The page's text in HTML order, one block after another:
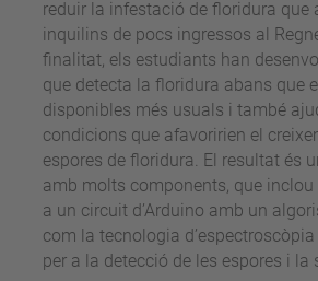
reduir la infestació de floridura que
inquilins de pocs ingressos al
finalitat, els estudiants han
que detecta la floridura abans que
disponibles més usuals i també
condicions que afavoririen el
espores de floridura. El resultat és
amb molts components, que
a un circuit d’Arduino amb un
com la tecnologia
per a la detecció de les espores i la